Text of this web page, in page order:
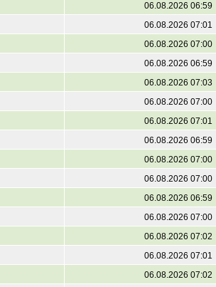
06.08.2026 06:59
06.08.2026 07:01
06.08.2026 07:00
06.08.2026 06:59
06.08.2026 07:03
06.08.2026 07:00
06.08.2026 07:01
06.08.2026 06:59
06.08.2026 07:00
06.08.2026 07:00
06.08.2026 06:59
06.08.2026 07:00
06.08.2026 07:02
06.08.2026 07:01
06.08.2026 07:02